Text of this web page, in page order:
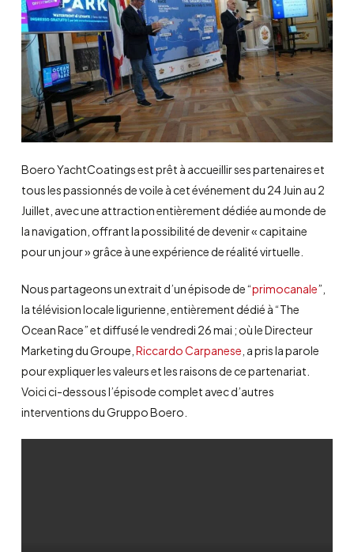
Boero YachtCoatings est prêt à accueillir ses partenaires et
tous les passionnés de voile à cet événement du 24 Juin au 2
Juillet, avec une attraction entièrement dédiée au monde de
la navigation, offrant la possibilité de devenir « capitaine
pour un jour » grâce à une expérience de réalité virtuelle.
Nous partageons un extrait d’un épisode de “primocanale”,
la télévision locale ligurienne, entièrement dédié à “The
Ocean Race” et diffusé le vendredi 26 mai ; où le Directeur
Marketing du Groupe, Riccardo Carpanese , a pris la parole
pour expliquer les valeurs et les raisons de ce partenariat.
Voici ci-dessous l’épisode complet avec d’autres
interventions du Gruppo Boero.